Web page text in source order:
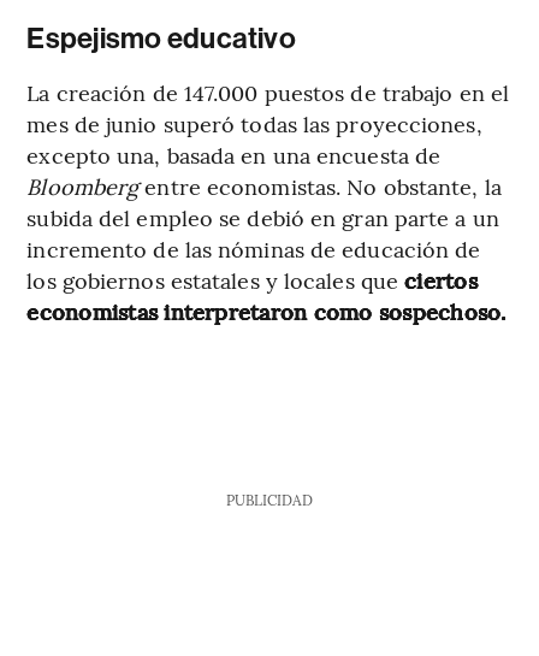
Espejismo educativo
La creación de 147.000 puestos de trabajo en el
mes de junio superó todas las proyecciones,
excepto una, basada en una encuesta de
Bloombergentre economistas. No obstante, la
subida del empleo se debió en gran parte a un
incremento de las nóminas de educación de
los gobiernos estatales y locales queciertos
economistas interpretaron como sospechoso.
PUBLICIDAD